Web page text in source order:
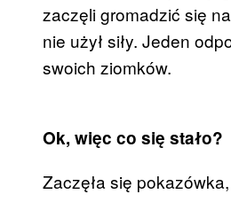
zaczęli gromadzić się
nie użył siły. Jeden
swoich ziomków.
Ok, więc co się stało?
Zaczęła się